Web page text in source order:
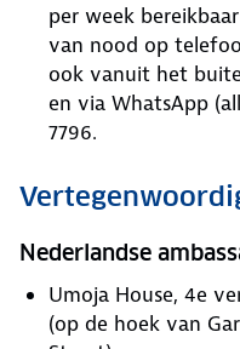
per week
van nood op
ook vanuit het
en via WhatsApp
7796.
Nederlandse
Umoja House, 4e
(op de hoek van